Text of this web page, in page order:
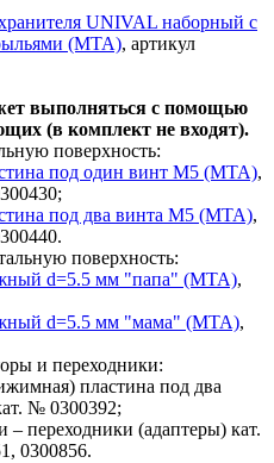
UNIVAL наборный с
(MTA), артикул
выполняться с помощью
(в комплект не входят).
поверхность:
под один винт M5 (MTA),
под два винта M5 (MTA),
поверхность:
d=5.5 мм "папа" (MTA),
d=5.5 мм "мама" (MTA),
и переходники:
пластина под два
№ 0300392;
– переходники (адаптеры) кат.
0300856.